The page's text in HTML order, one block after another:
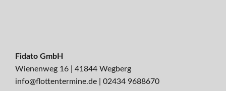
Fidato GmbH
Wienenweg 16 | 41844 Wegberg
info@flottentermine.de
02434 9688670